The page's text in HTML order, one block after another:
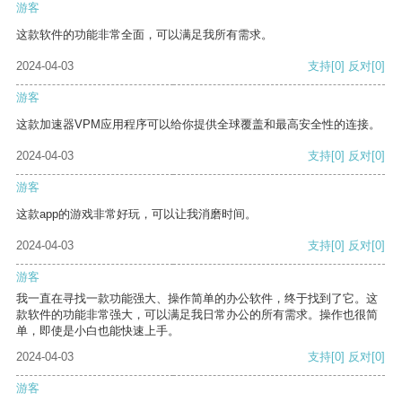
游客
这款软件的功能非常全面，可以满足我所有需求。
2024-04-03 支持[0] 反对[0]
游客
这款加速器VPM应用程序可以给你提供全球覆盖和最高安全性的连接。
2024-04-03 支持[0] 反对[0]
游客
这款app的游戏非常好玩，可以让我消磨时间。
2024-04-03 支持[0] 反对[0]
游客
我一直在寻找一款功能强大、操作简单的办公软件，终于找到了它。这
款软件的功能非常强大，可以满足我日常办公的所有需求。操作也很简
单，即使是小白也能快速上手。
2024-04-03
支持[0] 反对[0]
游客